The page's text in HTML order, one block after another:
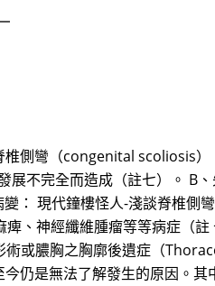
側彎（congenital scoliosis）
不完全而造成（註七）。 B
： 現代鐘樓怪人-淺談脊椎側
、神經纖維腫瘤等等病症（
或膿胸之胸廓後遺症（
仍是無法了解發生的原因。其